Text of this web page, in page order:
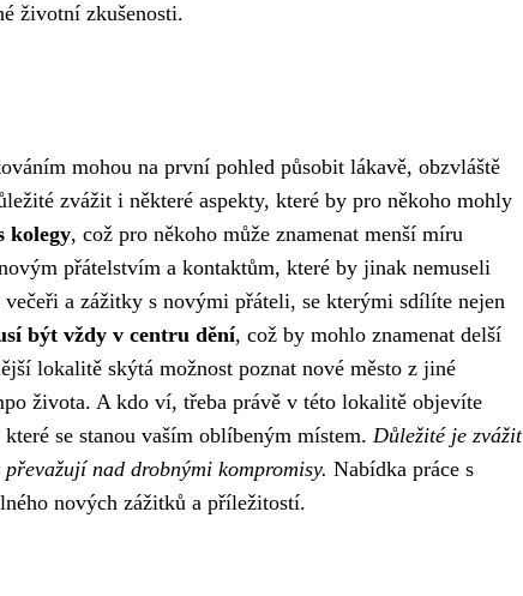
životní zkušenosti.
mohou na první pohled působit lákavě, obzvláště
zvážit i některé aspekty, které by pro někoho mohly
kolegy, což pro někoho může znamenat menší míru
přátelstvím a kontaktům, které by jinak nemuseli
a zážitky s novými přáteli, se kterými sdílíte nejen
být vždy v centru dění, což by mohlo znamenat delší
lokalitě skýtá možnost poznat nové město z jiné
života. A kdo ví, třeba právě v této lokalitě objevíte
se stanou vaším oblíbeným místem. Důležité je zvážit
nad drobnými kompromisy. Nabídka práce s
nových zážitků a příležitostí.